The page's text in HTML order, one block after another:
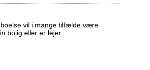
vil i mange tilfælde være
bolig eller er lejer.